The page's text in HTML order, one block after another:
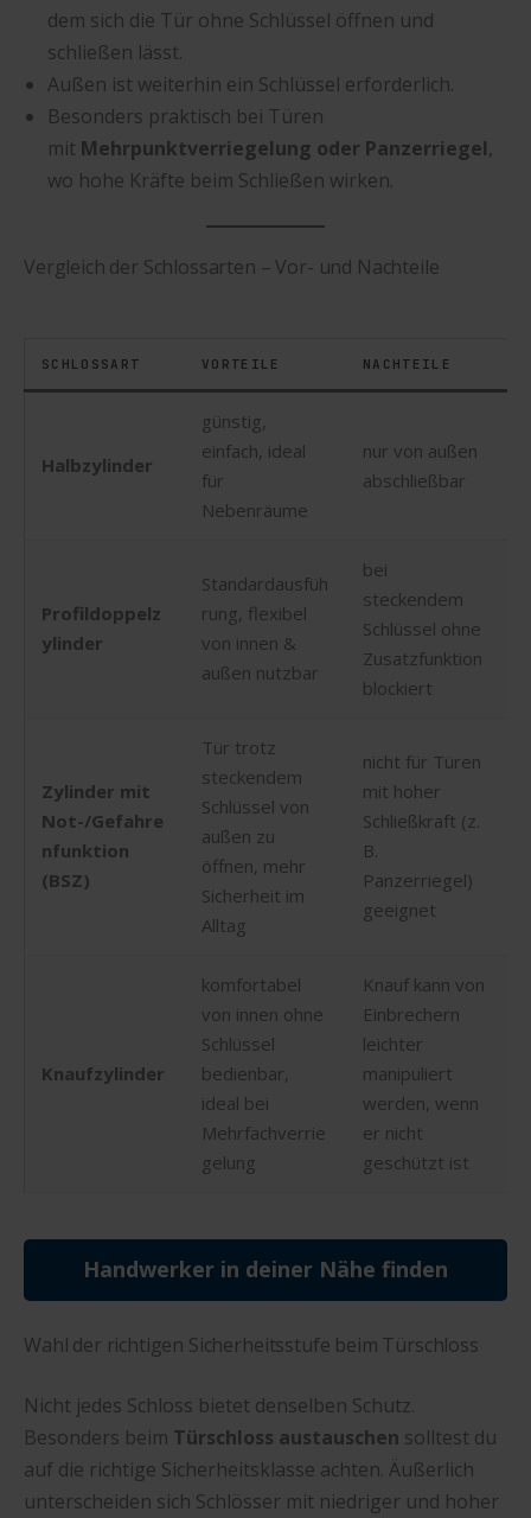
dem sich die Tür ohne Schlüssel öffnen und
schließen lässt.
Außen ist weiterhin ein Schlüssel erforderlich.
Besonders praktisch bei Türen
mit Mehrpunktverriegelung oder Panzerriegel,
wo hohe Kräfte beim Schließen wirken.
Vergleich der Schlossarten – Vor- und Nachteile
SCHLOSSART VORTEILE NACHTEILE
Halbzylinder
günstig,
einfach, ideal
für
Nebenräume
nur von außen
abschließbar
Profildoppelz
ylinder
Standardausfüh
rung, flexibel
von innen &
außen nutzbar
bei
steckendem
Schlüssel ohne
Zusatzfunktion
blockiert
Zylinder mit
Not-/Gefahre
nfunktion
(BSZ)
Tür trotz
steckendem
Schlüssel von
außen zu
öffnen, mehr
Sicherheit im
Alltag
nicht für Türen
mit hoher
Schließkraft (z.
B.
Panzerriegel)
geeignet
Knaufzylinder
komfortabel
von innen ohne
Schlüssel
bedienbar,
ideal bei
Mehrfachverrie
gelung
Knauf kann von
Einbrechern
leichter
manipuliert
werden, wenn
er nicht
geschützt ist
Handwerker in deiner Nähe finden
Wahl der richtigen Sicherheitsstufe beim Türschloss
Nicht jedes Schloss bietet denselben Schutz.
Besonders beim Türschloss austauschen solltest du
auf die richtige Sicherheitsklasse achten. Äußerlich
unterscheiden sich Schlösser mit niedriger und hoher